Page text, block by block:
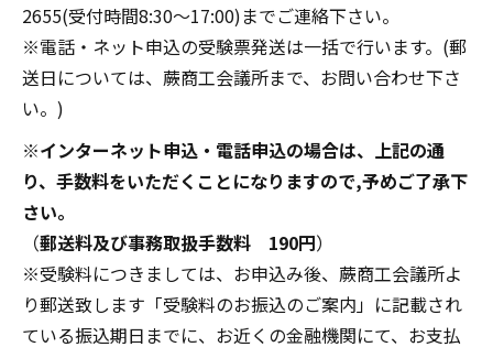
2655(受付時間8:30～17:00)までご連絡下さい。
※電話・ネット申込の受験票発送は一括で行います。(郵
送日については、蕨商工会議所まで、お問い合わせ下さ
い。)
※インターネット申込・電話申込の場合は、上記の通
り、手数料をいただくことになりますので,予めご了承下
さい。
（郵送料及び事務取扱手数料 190円）
※受験料につきましては、お申込み後、蕨商工会議所よ
り郵送致します「受験料のお振込のご案内」に記載され
ている振込期日までに、お近くの金融機関にて、お支払